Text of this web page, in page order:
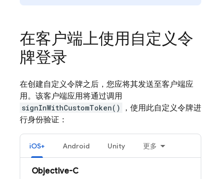
在客户端上使用自定义令
牌登录
在创建自定义令牌之后，您应将其发送至客户端应
用。该客户端应用将通过调用
signInWithCustomToken()
，使用此自定义令牌进
行身份验证：
iOS+ Android Unity 更多
Objective-C